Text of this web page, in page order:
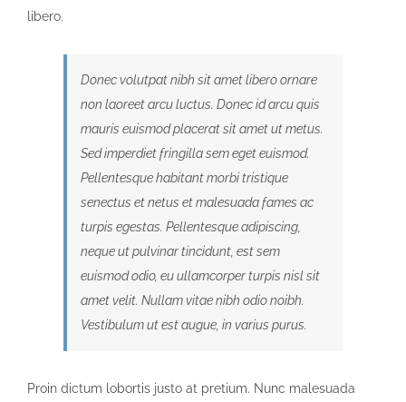
libero.
Donec volutpat nibh sit amet libero ornare
non laoreet arcu luctus. Donec id arcu quis
mauris euismod placerat sit amet ut metus.
Sed imperdiet fringilla sem eget euismod.
Pellentesque habitant morbi tristique
senectus et netus et malesuada fames ac
turpis egestas. Pellentesque adipiscing,
neque ut pulvinar tincidunt, est sem
euismod odio, eu ullamcorper turpis nisl sit
amet velit. Nullam vitae nibh odio noibh.
Vestibulum ut est augue, in varius purus.
Proin dictum lobortis justo at pretium. Nunc malesuada